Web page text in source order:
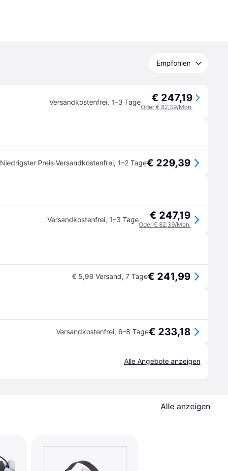
Empfohlen
Versandkostenfrei, 1–3 Tage € 247,19
Oder € 82,39/Mon.
Niedrigster Preis·Versandkostenfrei, 1–2 Tage€ 229,39
Versandkostenfrei, 1–3 Tage € 247,19
Oder € 82,39/Mon.
€ 5,99 Versand, 7 Tage€ 241,99
Versandkostenfrei, 6–8 Tage€ 233,18
Alle Angebote anzeigen
Alle anzeigen